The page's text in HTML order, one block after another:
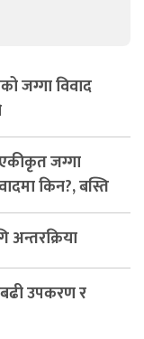
जग्गा विवाद
एकीकृत जग्गा
किन?, बस्ति
हुने
अन्तरक्रिया
उपकरण र